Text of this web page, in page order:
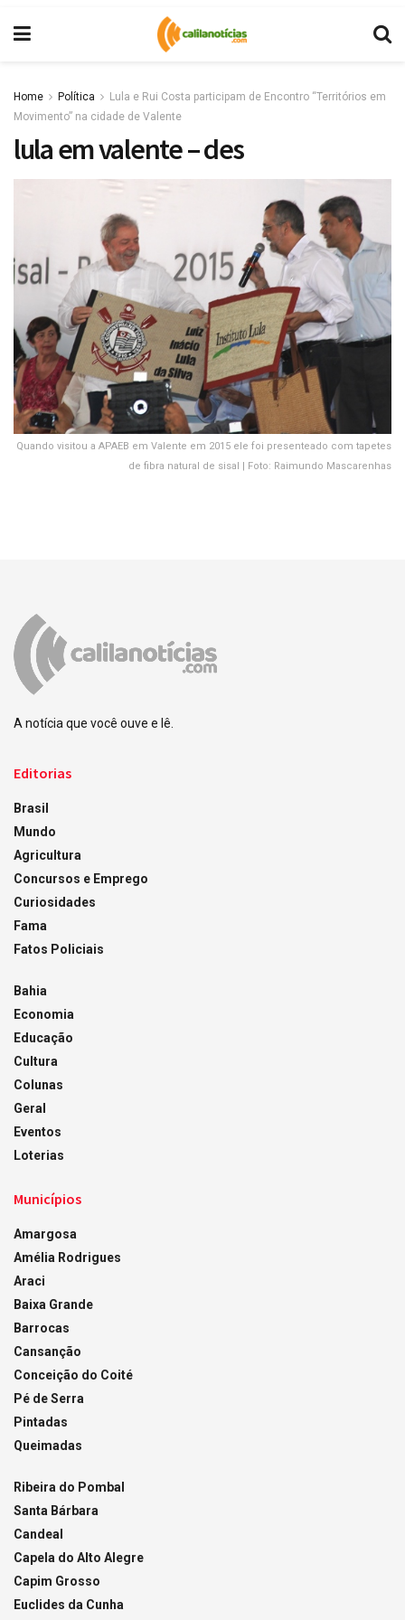
Home Política
Lula e Rui Costa participam de Encontro “Territórios em
Movimento” na cidade de Valente
lula em valente – des
Quando visitou a APAEB em Valente em 2015 ele foi presenteado com tapetes
de fibra natural de sisal | Foto: Raimundo Mascarenhas
A notícia que você ouve e lê.
Editorias
Brasil
Mundo
Agricultura
Concursos e Emprego
Curiosidades
Fama
Fatos Policiais
Bahia
Economia
Educação
Cultura
Colunas
Geral
Eventos
Loterias
Municípios
Amargosa
Amélia Rodrigues
Araci
Baixa Grande
Barrocas
Cansanção
Conceição do Coité
Pé de Serra
Pintadas
Queimadas
Ribeira do Pombal
Santa Bárbara
Candeal
Capela do Alto Alegre
Capim Grosso
Euclides da Cunha